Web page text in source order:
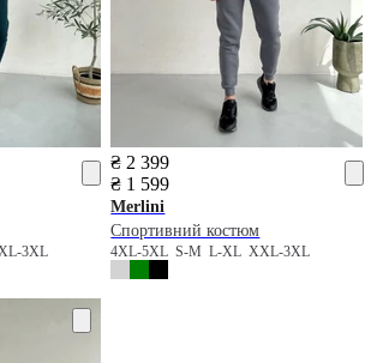
3XL
₴ 2 399
₴ 1 599
Merlini
Спортивний костюм
4XL-5XLS-ML-XLXXL-3XL